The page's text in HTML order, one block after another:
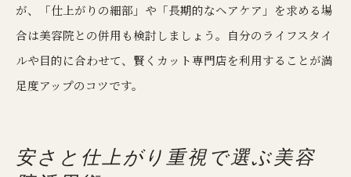
が、「仕上がりの細部」や「長期的なヘアケア」を求める場
合は美容院との併用も検討しましょう。自分のライフスタイ
ルや目的に合わせて、賢くカット専門店を利用することが満
足度アップのコツです。
安さと仕上がり重視で選ぶ美容